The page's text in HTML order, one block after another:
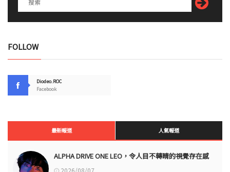
FOLLOW
Diodeo.ROC
Facebook
最新報道 人氣報道
ALPHA DRIVE ONE LEO，令人目不轉睛的視覺存在感
2026/08/07